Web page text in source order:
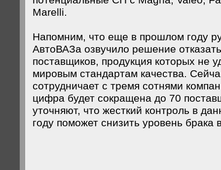
Marelli.
Напомним, что еще в прошлом году
АвтоВАЗа озвучило решение
поставщиков, продукция которых не
мировым стандартам качества.
сотрудничает с тремя сотнями
цифра будет сокращена до 70
уточняют, что жесткий контроль в
году поможет снизить уровень брака